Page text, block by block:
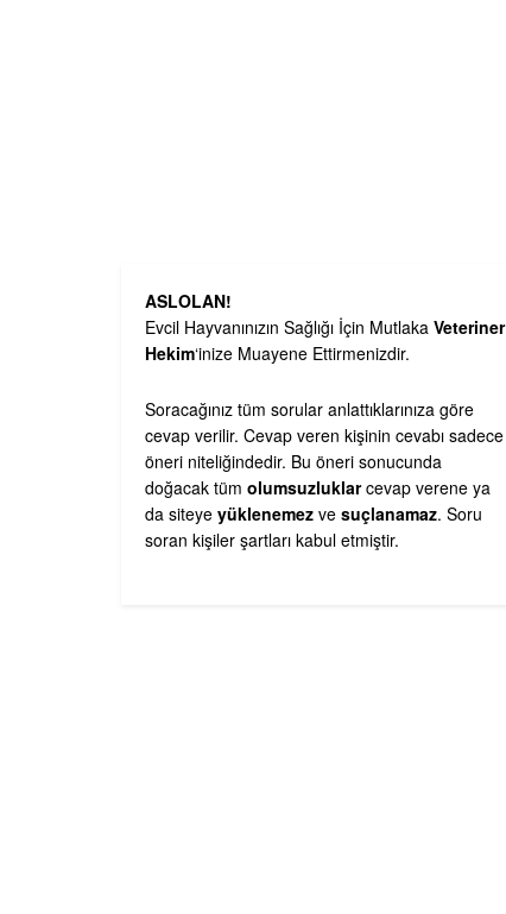
ASLOLAN!
Evcil Hayvanınızın Sağlığı İçin Mutlaka Veteriner
Hekim‘inize Muayene Ettirmenizdir.
Soracağınız tüm sorular anlattıklarınıza göre
cevap verilir. Cevap veren kişinin cevabı sadece
öneri niteliğindedir. Bu öneri sonucunda
doğacak tüm olumsuzluklarcevap verene ya
da siteye yüklenemez ve suçlanamaz. Soru
soran kişiler şartları kabul etmiştir.